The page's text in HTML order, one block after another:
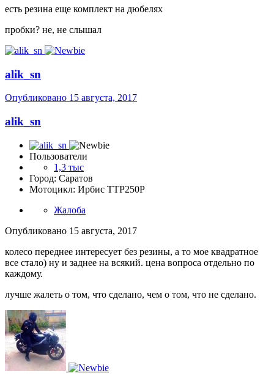
есть резина еще комплект на дюбелях
пробки? не, не слышал
alik_sn
Опубликовано 15 августа, 2017
alik_sn
Пользователи
1,3 тыс
Город: Саратов
Мотоцикл: Ирбис ТТР250Р
Жалоба
Опубликовано 15 августа, 2017
колесо переднее интересует без резины, а то мое квадратное
все стало) ну и заднее на всякий. цена вопроса отдельно по
каждому.
лучше жалеть о том, что сделано, чем о том, что не сделано.